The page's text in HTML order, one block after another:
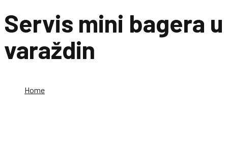
Servis mini bagera u
varaždin
Home